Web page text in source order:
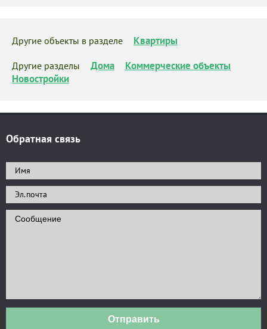
Другие объекты в разделе Квартиры
Другие разделы Дома
Коммерческие объекты
Новостройки
Обратная связь
Отправить